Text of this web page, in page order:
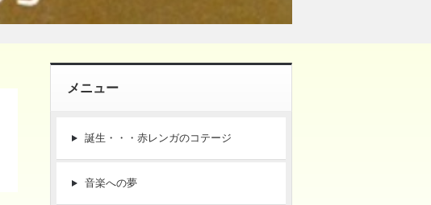
メニュー
誕生・・・赤レンガのコテージ
音楽への夢